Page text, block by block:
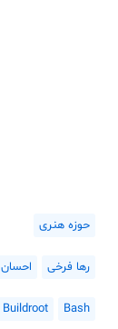
حوزه هنری
رها فرخی
Bash
Buildroot